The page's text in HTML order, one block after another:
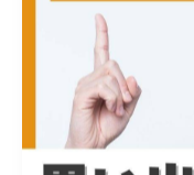
ることで、出張買取
得やすくなります。
リサイクルショッ
リサイクルショップ